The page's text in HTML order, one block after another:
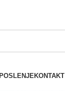
KONTAKT